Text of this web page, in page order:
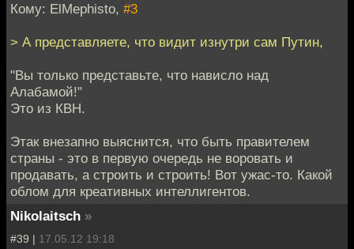
Кому: ElMephisto, #3
> А представляете, что видит изнутри сам Путин,
"Вы только представьте, что нависло над
Алабамой!"
Это из КВН.
Этак внезапно выяснится, что быть правителем
страны - это в первую очередь не воровать и
продавать, а строить и строить! Вот ужас-то. Какой
облом для креативных интеллигентов.
Nikolaitsch »
#39 | 17.05.12 19:18